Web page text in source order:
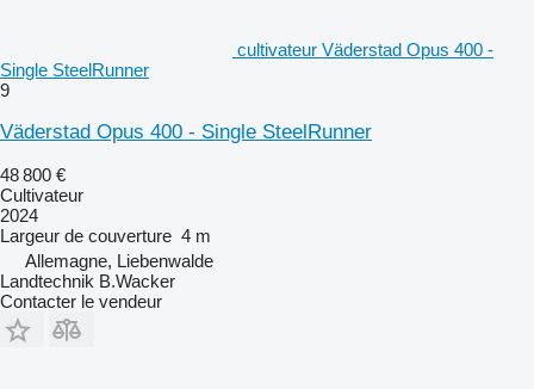
cultivateur Väderstad Opus 400 -
Single SteelRunner
9
Väderstad Opus 400 - Single SteelRunner
48 800 €
Cultivateur
2024
Largeur de couverture 4 m
Allemagne, Liebenwalde
Landtechnik B.Wacker
Contacter le vendeur